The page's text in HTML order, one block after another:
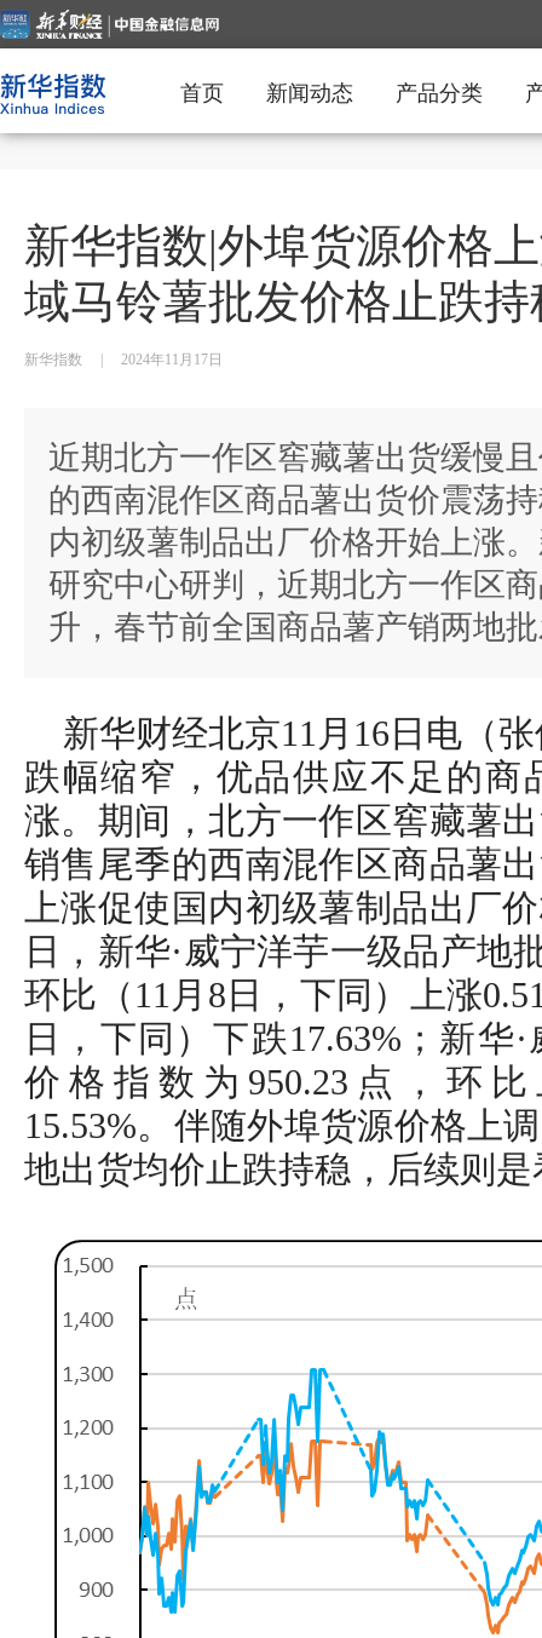
首页 新闻动态 产品分类
新华指数|外埠货源价格
域马铃薯批发价格止跌持
新华指数 2024年11月17日
近期北方一作区窖藏薯出货缓慢
的西南混作区商品薯出货价震荡
内初级薯制品出厂价格开始上涨
研究中心研判，近期北方一作区
升，春节前全国商品薯产销两地
新华财经北京11月16日电（
跌幅缩窄，优品供应不足的商
涨。期间，北方一作区窖藏薯
销售尾季的西南混作区商品薯
上涨促使国内初级薯制品出厂
日，新华·威宁洋芋一级品产地
环比（11月8日，下同）上涨
日，下同）下跌17.63%；新华
价格指数为950.23点，环
15.53%。伴随外埠货源价格上
地出货均价止跌持稳，后续则